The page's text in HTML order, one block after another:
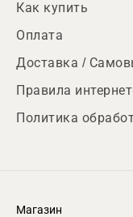
Как купить
Оплата
Доставка /
Правила
Политика
Магазин